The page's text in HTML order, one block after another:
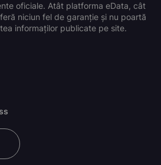
oficiale. Atât platforma eData, cât
niciun fel de garanție și nu poartă
informaților publicate pe site.